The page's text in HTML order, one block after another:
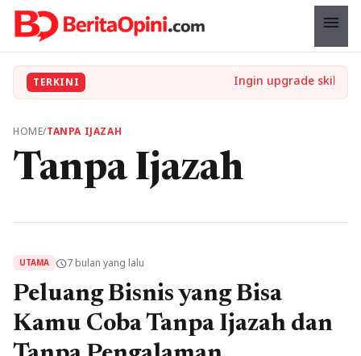
menu
TERKINI
HOME/TANPA IJAZAH
Tanpa Ijazah
UTAMA schedule7 bulan yang lalu
Peluang Bisnis yang Bisa
Kamu Coba Tanpa Ijazah dan